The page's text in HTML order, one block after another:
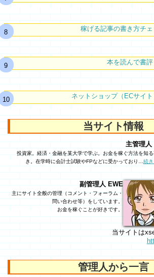
稼げる記事の書き方チェ
本を読んで書
ネットショップ（ECサイ
当サイト情報
主管理人
投資家。経済・金融を某大学で学ぶ。お金を稼ぐ方法を知
き。在学時に会計士試験やFPなどに受かっており… 続
副管理人 EWE
主にサイト全般の管理（コメント・フォーラム・
問い合わせ等）をしています。
お金を稼ぐことが好きです。
当サイトは
管理人から一言